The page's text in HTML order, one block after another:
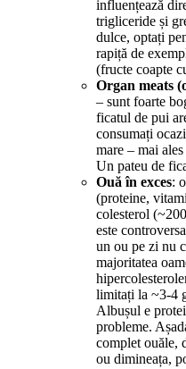
influențează
trigliceride și
dulce, optați
rapiță de
(fructe coapte
Organ meats
– sunt foarte
ficatul de pui
consumați
mare – mai
Un pateu de
Ouă în exces:
(proteine,
colesterol
este
un ou pe zi nu
majoritatea
limitați la ~3-4
Albușul e
probleme.
complet ouăle,
ou dimineața,